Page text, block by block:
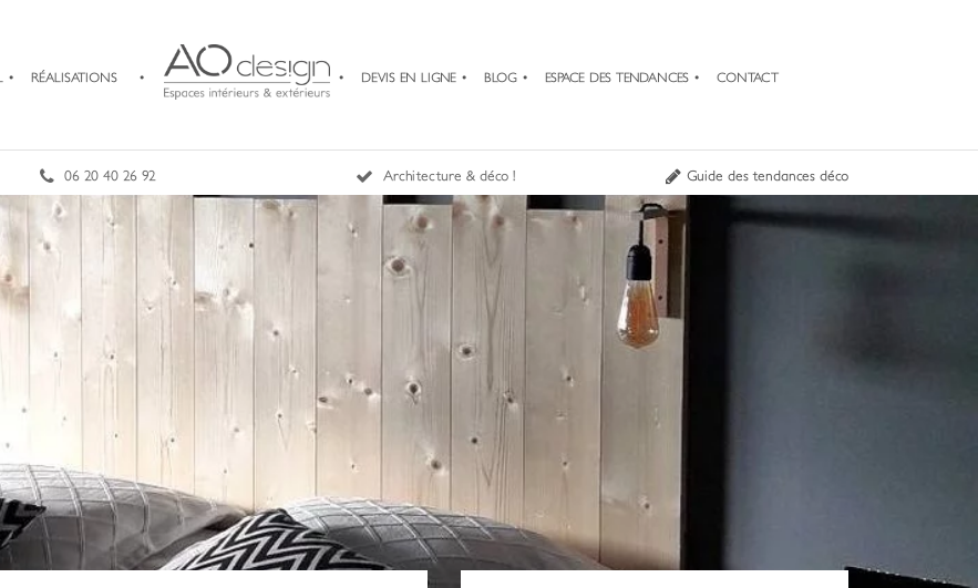
RÉALISATIONS DEVIS EN LIGNE BLOG ESPACE DES TENDANCES CONTACT
06 20 40 26 92 Architecture & déco ! Guide des tendances déco